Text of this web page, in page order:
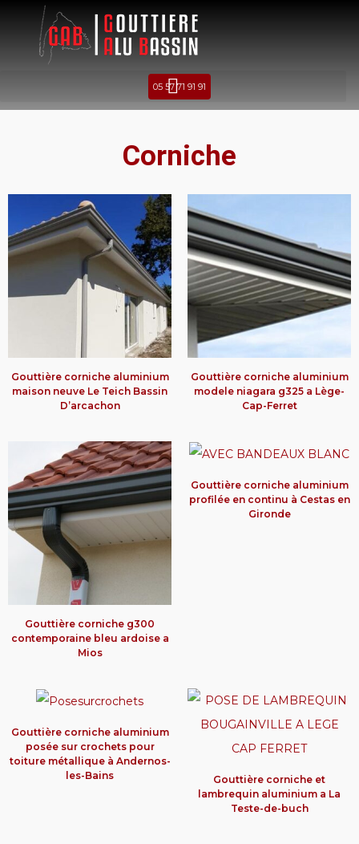
05 57 71 91 91
Corniche
Gouttière corniche aluminium
maison neuve Le Teich Bassin
D’arcachon
Gouttière corniche aluminium
modele niagara g325 a Lège-
Cap-Ferret
Gouttière corniche g300
contemporaine bleu ardoise a
Mios
Gouttière corniche aluminium
profilée en continu à Cestas en
Gironde
Gouttière corniche aluminium
posée sur crochets pour
toiture métallique à Andernos-
les-Bains
Gouttière corniche et
lambrequin aluminium a La
Teste-de-buch